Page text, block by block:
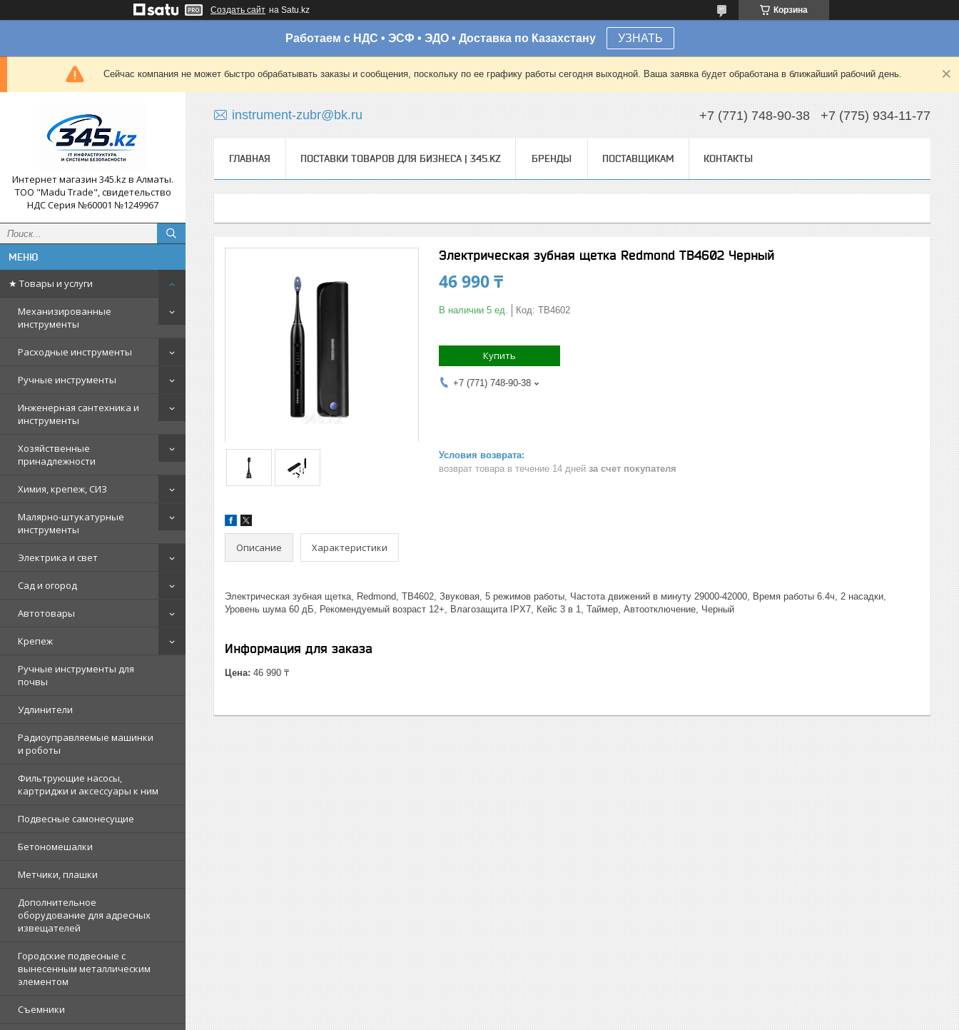
Создать сайт на Satu.kz Корзина
Работаем с НДС • ЭСФ • ЭДО • Доставка по Казахстану УЗНАТЬ
Сейчас компания не может быстро обрабатывать заказы и сообщения, поскольку по ее графику работы сегодня выходной. Ваша заявка будет обработана в ближайший рабочий день.
Интернет магазин 345.kz в Алматы.
ТОО "Madu Trade", свидетельство
НДС Серия №60001 №1249967
★ Товары и услуги
Механизированные
инструменты
Расходные инструменты
Ручные инструменты
Инженерная сантехника и
инструменты
Хозяйственные
принадлежности
Химия, крепеж, СИЗ
Малярно-штукатурные
инструменты
Электрика и свет
Сад и огород
Автотовары
Крепеж
Ручные инструменты для
почвы
Удлинители
Радиоуправляемые машинки
и роботы
Фильтрующие насосы,
картриджи и аксессуары к ним
Подвесные самонесущие
Бетономешалки
Метчики, плашки
Дополнительное
оборудование для адресных
извещателей
Городские подвесные с
вынесенным металлическим
элементом
Съемники
instrument-zubr@bk.ru +7 (771) 748-90-38 +7 (775) 934-11-77
ГЛАВНАЯ ПОСТАВКИ ТОВАРОВ ДЛЯ БИЗНЕСА | 345.KZ БРЕНДЫ ПОСТАВЩИКАМ КОНТАКТЫ
Электрическая зубная щетка Redmond TB4602 Черный
46 990 ₸
В наличии 5 ед. Код: TB4602
Купить
+7 (771) 748-90-38
возврат товара в течение 14 дней за счет покупателя
Описание Характеристики
Электрическая зубная щетка, Redmond, TB4602, Звуковая, 5 режимов работы, Частота движений в минуту 29000-42000, Время работы 6.4ч, 2 насадки,
Уровень шума 60 дБ, Рекомендуемый возраст 12+, Влагозащита IPX7, Кейс 3 в 1, Таймер, Автоотключение, Черный
Информация для заказа
Цена: 46 990 ₸